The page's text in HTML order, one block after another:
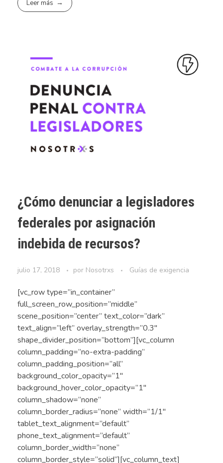
Leer más
¿Cómo denunciar a legisladores
federales por asignación
indebida de recursos?
julio 17, 2018 por Nosotrxs Guías de exigencia
[vc_row type=”in_container”
full_screen_row_position=”middle”
scene_position=”center” text_color=”dark”
text_align=”left” overlay_strength=”0.3″
shape_divider_position=”bottom”][vc_column
column_padding=”no-extra-padding”
column_padding_position=”all”
background_color_opacity=”1″
background_hover_color_opacity=”1″
column_shadow=”none”
column_border_radius=”none” width=”1/1″
tablet_text_alignment=”default”
phone_text_alignment=”default”
column_border_width=”none”
column_border_style=”solid”][vc_column_text]